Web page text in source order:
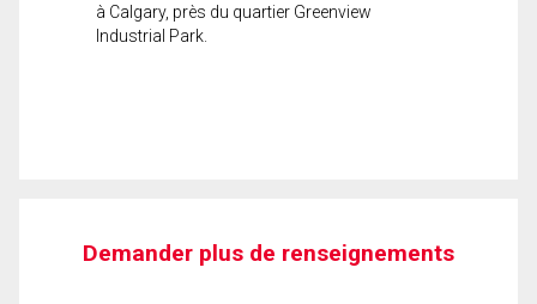
à Calgary, près du quartier Greenview
Industrial Park.
Demander plus de renseignements